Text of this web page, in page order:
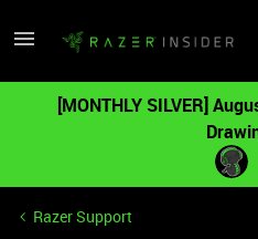
[MONTHLY SILVER]
Razer Support